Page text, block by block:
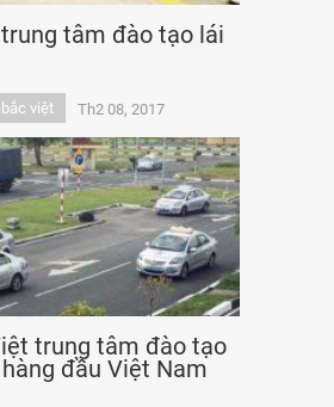
tâm đào tạo lái
việt Th2 08, 2017
trung tâm đào tạo
đầu Việt Nam